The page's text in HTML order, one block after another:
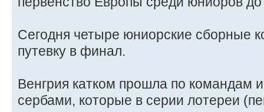
Сегодня четыре юниорские сборные
путевку в финал.
Венгрия катком прошла по командам
сербами, которые в серии лотереи